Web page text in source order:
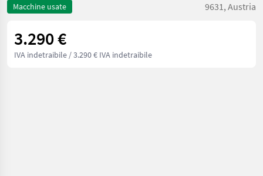
Macchine usate 9631, Austria
3.290 €
IVA indetraibile / 3.290 € IVA indetraibile